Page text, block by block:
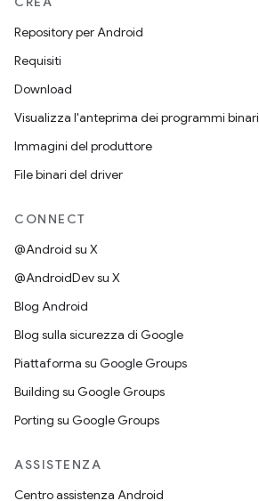
Repository per Android
Requisiti
Download
Visualizza l'anteprima dei programmi binari
Immagini del produttore
File binari del driver
CONNECT
@Android su X
@AndroidDev su X
Blog Android
Blog sulla sicurezza di Google
Piattaforma su Google Groups
Building su Google Groups
Porting su Google Groups
ASSISTENZA
Centro assistenza Android